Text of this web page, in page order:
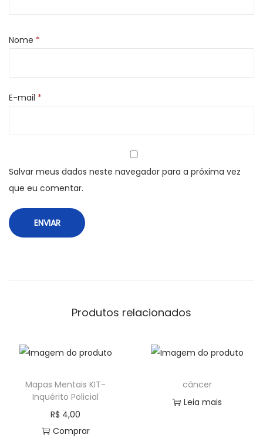
Nome *
E-mail *
Salvar meus dados neste navegador para a próxima vez
que eu comentar.
Produtos relacionados
Mapas Mentais KIT-
Inquérito Policial
R$ 4,00
Comprar
câncer
Leia mais